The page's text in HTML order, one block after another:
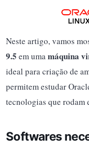
Neste artigo, vamos
9.5 em umamáquina
ideal para criação de
permitem estudar
tecnologias que rodam
Softwares